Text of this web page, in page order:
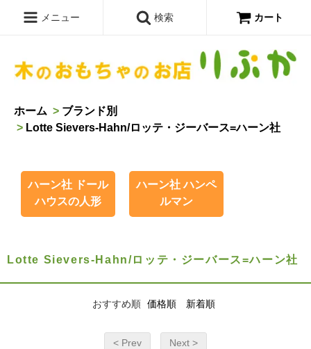
メニュー 検索 カート
ホーム > ブランド別
> Lotte Sievers-Hahn/ロッテ・ジーバース=ハーン社
ハーン社 ドール
ハウスの人形
ハーン社 ハンペ
ルマン
Lotte Sievers-Hahn/ロッテ・ジーバース=ハーン社
おすすめ順 価格順 新着順
< Prev Next >